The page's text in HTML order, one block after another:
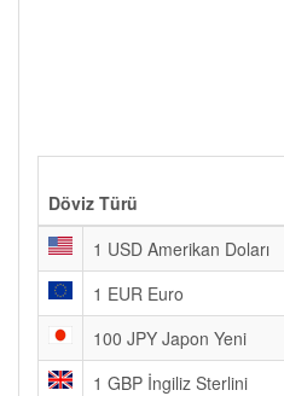
Döviz Türü
1 USD Amerikan Doları
1 EUR Euro
100 JPY Japon Yeni
1 GBP İngiliz Sterlini